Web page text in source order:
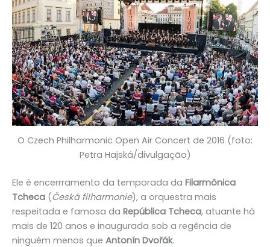
O Czech Philharmonic Open Air Concert de 2016 (foto:
Petra Hajská/divulgação)
Ele é encerrramento da temporada da Filarmônica
Tcheca (Česká filharmonie), a orquestra mais
respeitada e famosa da República Tcheca, atuante há
mais de 120 anos e inaugurada sob a regência de
ninguém menos que Antonín Dvořák.